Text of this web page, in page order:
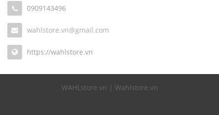
0909143496
wahlstore.vn@gmail.com
https://wahlstore.vn
WAHLstore.vn | Wahlstore.vn